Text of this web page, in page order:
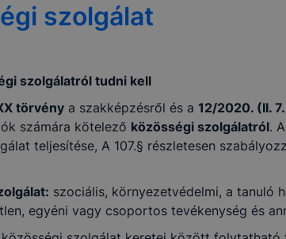
szolgálat
szolgálatról tudni kell
törvény a szakképzésről és a 12/2020. (II.
számára kötelező közösségi szolgálatról.
teljesítése, A 107.§ részletesen
szociális, környezetvédelmi, a tanuló
egyéni vagy csoportos tevékenység és